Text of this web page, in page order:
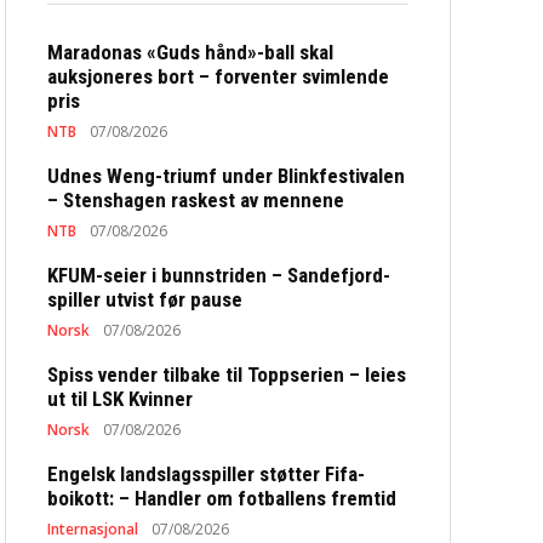
Maradonas «Guds hånd»-ball skal
auksjoneres bort – forventer svimlende
pris
NTB 07/08/2026
Udnes Weng-triumf under Blinkfestivalen
– Stenshagen raskest av mennene
NTB 07/08/2026
KFUM-seier i bunnstriden – Sandefjord-
spiller utvist før pause
Norsk 07/08/2026
Spiss vender tilbake til Toppserien – leies
ut til LSK Kvinner
Norsk 07/08/2026
Engelsk landslagsspiller støtter Fifa-
boikott: – Handler om fotballens fremtid
Internasjonal 07/08/2026